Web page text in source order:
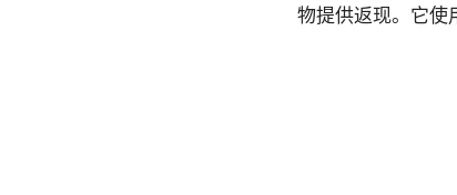
物提供返现。它使